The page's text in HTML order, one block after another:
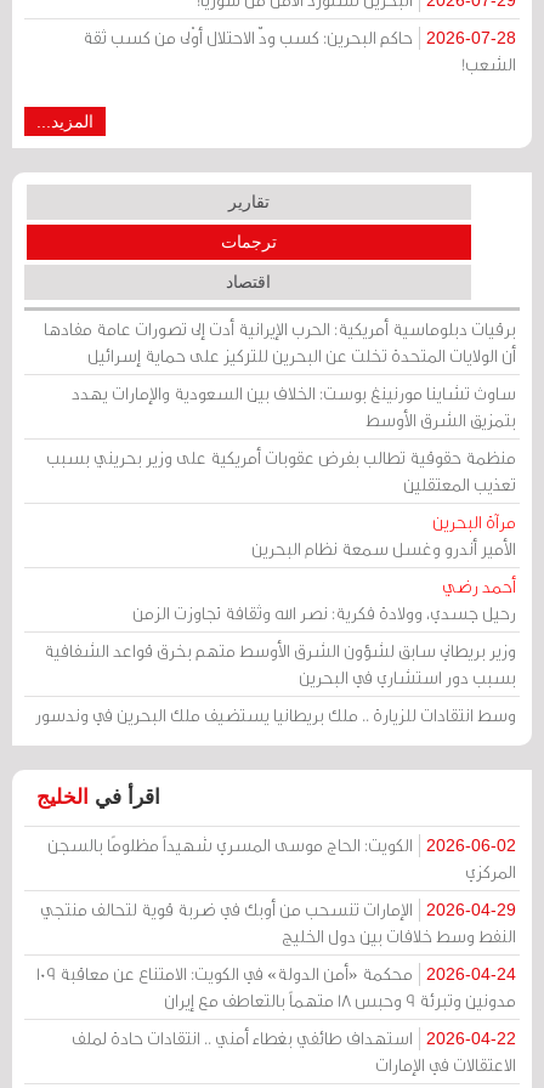
2026-07-28
حاكم البحرين: كسب ودّ الاحتلال أوْلى من كسب ثقة
الشعب!
المزيد...
تقارير
ترجمات
اقتصاد
برقيات دبلوماسية أمريكية: الحرب الإيرانية أدت إلى تصورات عامة مفادها
أن الولايات المتحدة تخلت عن البحرين للتركيز على حماية إسرائيل
ساوث تشاينا مورنينغ بوست: الخلاف بين السعودية والإمارات يهدد
بتمزيق الشرق الأوسط
منظمة حقوقية تطالب بفرض عقوبات أمريكية على وزير بحريني بسبب
تعذيب المعتقلين
مرآة البحرين
الأمير أندرو وغسل سمعة نظام البحرين
أحمد رضي
رحيل جسدي، وولادة فكرية: نصر الله وثقافة تجاوزت الزمن
وزير بريطاني سابق لشؤون الشرق الأوسط متهم بخرق قواعد الشفافية
بسبب دور استشاري في البحرين
وسط انتقادات للزيارة .. ملك بريطانيا يستضيف ملك البحرين في وندسور
اقرأ في الخليج
2026-06-02
الكويت: الحاج موسى المسري شهيداً مظلومًا بالسجن
المركزي
2026-04-29
الإمارات تنسحب من أوبك في ضربة قوية لتحالف منتجي
النفط وسط خلافات بين دول الخليج
2026-04-24
محكمة «أمن الدولة» في الكويت: الامتناع عن معاقبة 109
مدونين وتبرئة 9 وحبس 18 متهماً بالتعاطف مع إيران
2026-04-22
استهداف طائفي بغطاء أمني .. انتقادات حادة لملف
الاعتقالات في الإمارات